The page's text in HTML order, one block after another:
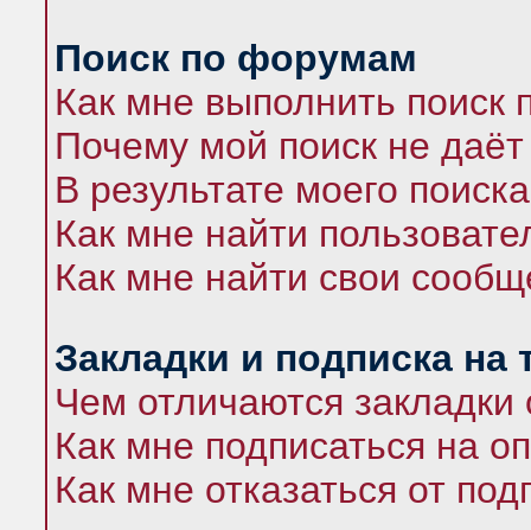
Поиск по форумам
Как мне выполнить
Почему мой поиск не даёт
В результате моего
Как мне найти
Как мне найти свои
Закладки и подписка на
Чем отличаются закладки
Как мне подписаться на
Как мне отказаться от